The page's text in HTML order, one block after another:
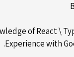
of React \
Experience with